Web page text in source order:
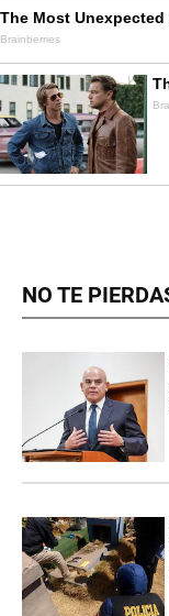
NO TE